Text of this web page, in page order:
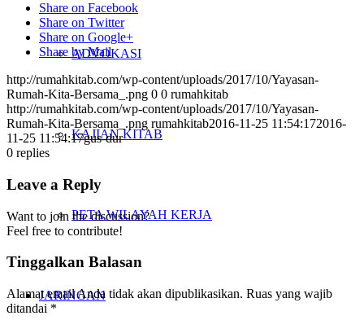
ADVOKASI
KAJIAN KITAB
PETA WILAYAH KERJA
JARINGAN
Share on Facebook
Share on Twitter
Share on Google+
Share by Mail
http://rumahkitab.com/wp-content/uploads/2017/10/Yayasan-
Rumah-Kita-Bersama_.png 0 0 rumahkitab
http://rumahkitab.com/wp-content/uploads/2017/10/Yayasan-
Rumah-Kita-Bersama_.png rumahkitab2016-11-25 11:54:172016-
11-25 11:54:17gus-dur
0 replies
Leave a Reply
Want to join the discussion?
Feel free to contribute!
Tinggalkan Balasan
Alamat email Anda tidak akan dipublikasikan. Ruas yang wajib
ditandai *